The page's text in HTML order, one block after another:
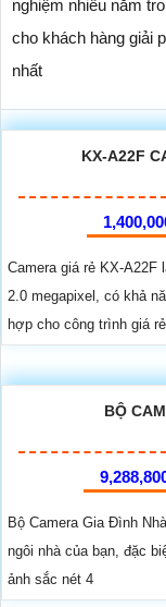
nghiệm nhiều năm
cho khách hàng giải
nhất
KX-A22F
Camera giá rẻ KX-
2.0 megapixel, có khả
hợp cho công trình giá rẻ
BỘ
Bộ Camera Gia Đình
ngôi nhà của bạn, đặc
ảnh sắc nét 4